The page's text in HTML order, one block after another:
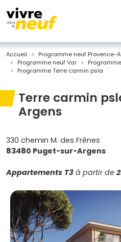
Accueil
Programme neuf Provence-
Programme neuf Var
Programme Terre carmin psla
Terre carmin
Argens
330 chemin M. des Frênes
83480 Puget-sur-Argens
Appartements T3 à partir de